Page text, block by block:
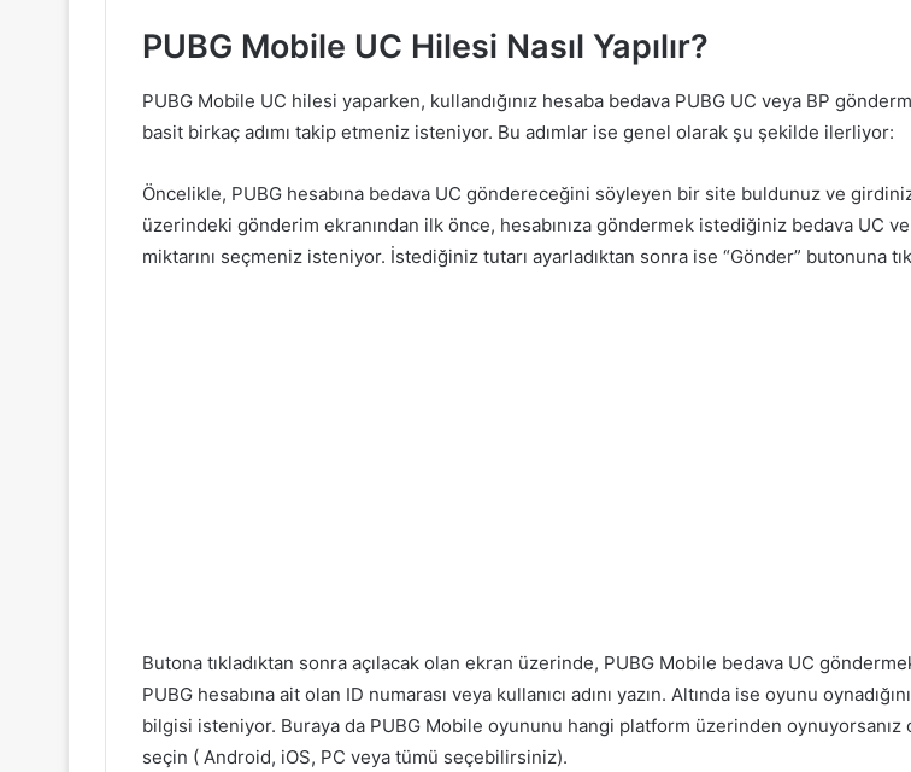
PUBG Mobile UC Hilesi Nasıl Yapılır?
PUBG Mobile UC hilesi yaparken, kullandığınız hesaba bedava PUBG UC veya BP
basit birkaç adımı takip etmeniz isteniyor. Bu adımlar ise genel olarak şu şekilde ilerliyor:
Öncelikle, PUBG hesabına bedava UC göndereceğini söyleyen bir site buldunuz ve
üzerindeki gönderim ekranından ilk önce, hesabınıza göndermek istediğiniz bedava UC
miktarını seçmeniz isteniyor. İstediğiniz tutarı ayarladıktan sonra ise “Gönder” butonuna
Butona tıkladıktan sonra açılacak olan ekran üzerinde, PUBG Mobile bedava UC
PUBG hesabına ait olan ID numarası veya kullanıcı adını yazın. Altında ise oyunu
bilgisi isteniyor. Buraya da PUBG Mobile oyununu hangi platform üzerinden oynuyorsanız
seçin ( Android, iOS, PC veya tümü seçebilirsiniz).